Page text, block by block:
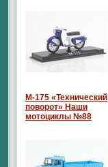
М-175 «Технический
поворот» Наши
мотоциклы №88